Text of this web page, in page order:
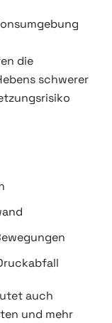
die
schwerer
auch
und mehr